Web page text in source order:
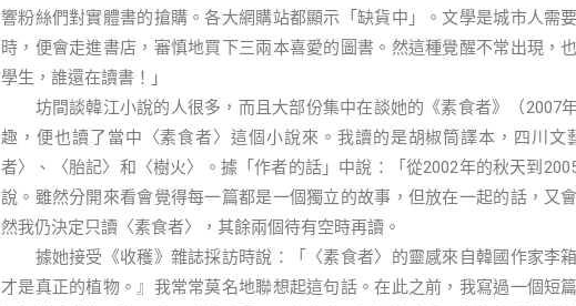
響粉絲們對實體書的搶購。各大網購站都顯示「缺貨中」。文學是城市人需
時，便會走進書店，審慎地買下三兩本喜愛的圖書。然這種覺醒不常出現，
學生，誰還在讀書！」
坊間談韓江小說的人很多，而且大部份集中在談她的《素食者》（2007
趣，便也讀了當中〈素食者〉這個小說來。我讀的是胡椒筒譯本，四川
者〉、〈胎記〉和〈樹火〉。據「作者的話」中說：「從2002年的秋天到
說。雖然分開來看會覺得每一篇都是一個獨立的故事，但放在一起的話，又
然我仍決定只讀〈素食者〉，其餘兩個待有空時再讀。
據她接受《收穫》雜誌採訪時說：「〈素食者〉的靈感來自韓國作家李箱
才是真正的植物。』我常常莫名地聯想起這句話。在此之前，我寫過一個短